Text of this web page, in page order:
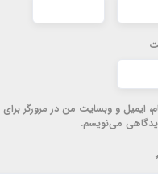
ایمیل و وبسایت من در مرورگر
می‌نویسم.